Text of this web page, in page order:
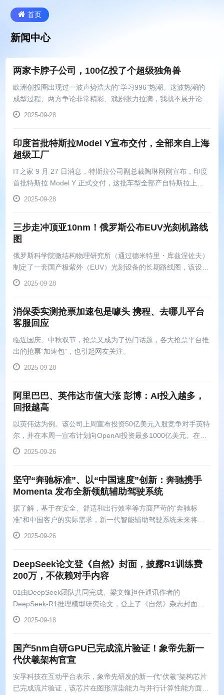
首页
新闻中心
两家卡脖子公司，100亿投了个超级独角兽
欧洲创投圈出现过一波声势浩大的“学习996”热潮。这波热潮的
成型过程、两方争论非常精彩、戏剧张力拉满，我就不展开论述
了，有兴趣的朋友可以跳转《外国投资人，开始赞美996》。这
2025-09-28
印度首批特斯拉Model Y宣布交付，全部来自上海
超级工厂
IT之家 9 月 27 日消息，特斯拉公司副总裁陶琳刚刚宣布，印度
首批特斯拉 Model Y 正式交付，这批车型全部产自特斯拉上海
超级工厂。
2025-09-28
三步走冲顶亚10nm！俄罗斯公布EUV光刻机路线
图
俄罗斯科学院微结构物理研究所（通过德米特里・库兹涅佐夫）
制定了一套国产极紫外（EUV）光刻设备的长期路线图，该设备
工作波长为 11.2 纳米，扩展了该机构去年 12 月披露的信息。
2025-09-28
消保委实测抢票加速包是噱头 携程、去哪儿平台
客服回应
临近国庆、中秋双节，抢票又成为了热门话题，各大抢票平台推
出的抢票“加速包”，也引起网友关注。
2025-09-28
阿里巴巴、英伟达市值大涨 彭博：AI投入越多，
回报越高
以英伟达为例。该公司上周宣布投资50亿美元入股竞争对手英特
尔，并在本周一宣布计划向OpenAI投资最多1000亿美元。在这
些投资计划公布后的三个交易日内，这家芯片制造商的市值增加
2025-09-26
坚守“奔驰标准”、以“中国速度”创新：奔驰携手
Momenta 发布全新领航辅助驾驶系统
据了解，基于在安全、舒适和出行效率等方面严苛的“奔驰标
准”和中国客户的实际需求，新一代智能辅助驾驶系统未来将覆
盖高速、城区及泊车，实现车位到车位的智能辅助驾驶功能
2025-09-26
DeepSeek论文登《自然》封面，披露R1训练费
200万，不依赖对手内容
01由DeepSeek团队共同完成、梁文锋担任通讯作者的
DeepSeek-R1推理模型研究论文，登上了《自然》杂志封面。
论文声明，该模型的成功并不依赖于使用其竞争对手的输出内容
2025-09-18
国产5nm自研GPU已完成流片验证！象帝先新一
代伏羲架构官宣
安孚科技在互动平台表示，象帝先研发的新一代“伏羲”架构芯片
已完成流片验证，该芯片在图形渲染能力与并行计算性能方面表